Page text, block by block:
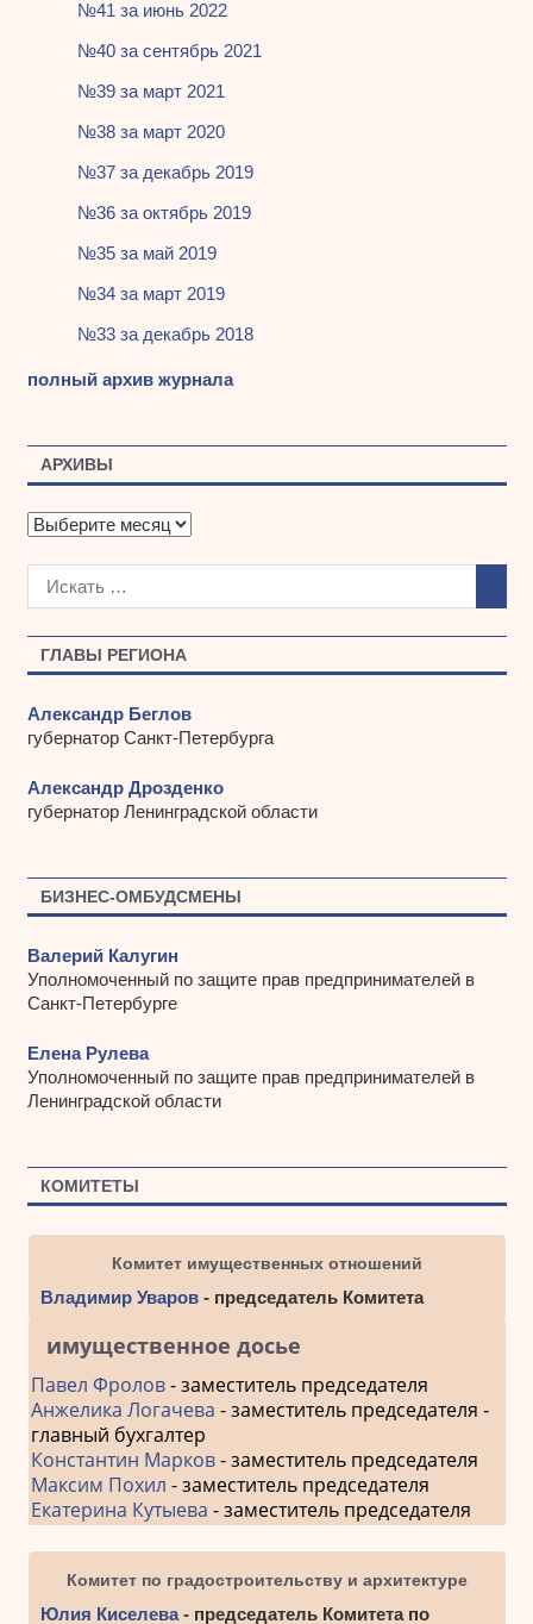
ГЛАВЫ РЕГИОНА
Александр Беглов
губернатор Санкт-Петербурга
Александр Дрозденко
губернатор Ленинградской области
БИЗНЕС-ОМБУДСМЕНЫ
Валерий Калугин
Уполномоченный по защите прав предпринимателей в
Санкт-Петербурге
Елена Рулева
Уполномоченный по защите прав предпринимателей в
Ленинградской области
КОМИТЕТЫ
Комитет имущественных отношений
Владимир Уваров- председатель Комитета
имущественное досье
Павел Фролов- заместитель председателя
Анжелика Логачева - заместитель председателя -
главный бухгалтер
Константин Марков- заместитель председателя
Максим Похил - заместитель председателя
Екатерина Кутыева - заместитель председателя
Комитет по градостроительству и архитектуре
Юлия Киселева- председатель Комитета по
№41 за июнь 2022
№40 за сентябрь 2021
№39 за март 2021
№38 за март 2020
№37 за декабрь 2019
№36 за октябрь 2019
№35 за май 2019
№34 за март 2019
№33 за декабрь 2018
полный архив журнала
АРХИВЫ
А
х
ы